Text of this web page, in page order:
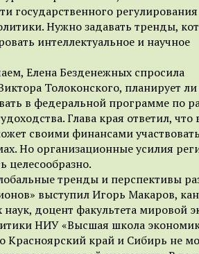
государственного
Нужно задавать тренды,
интеллектуальное и научное
Елена Безденежных спросила
Толоконского, планирует
в федеральной программе по
Глава края ответил,
своими финансами
Но организационные усилия
целесообразно.
тренды и перспективы
выступил Игорь Макаров,
наук, доцент факультета мировой
НИУ «Высшая школа
Красноярский край и Сибирь не